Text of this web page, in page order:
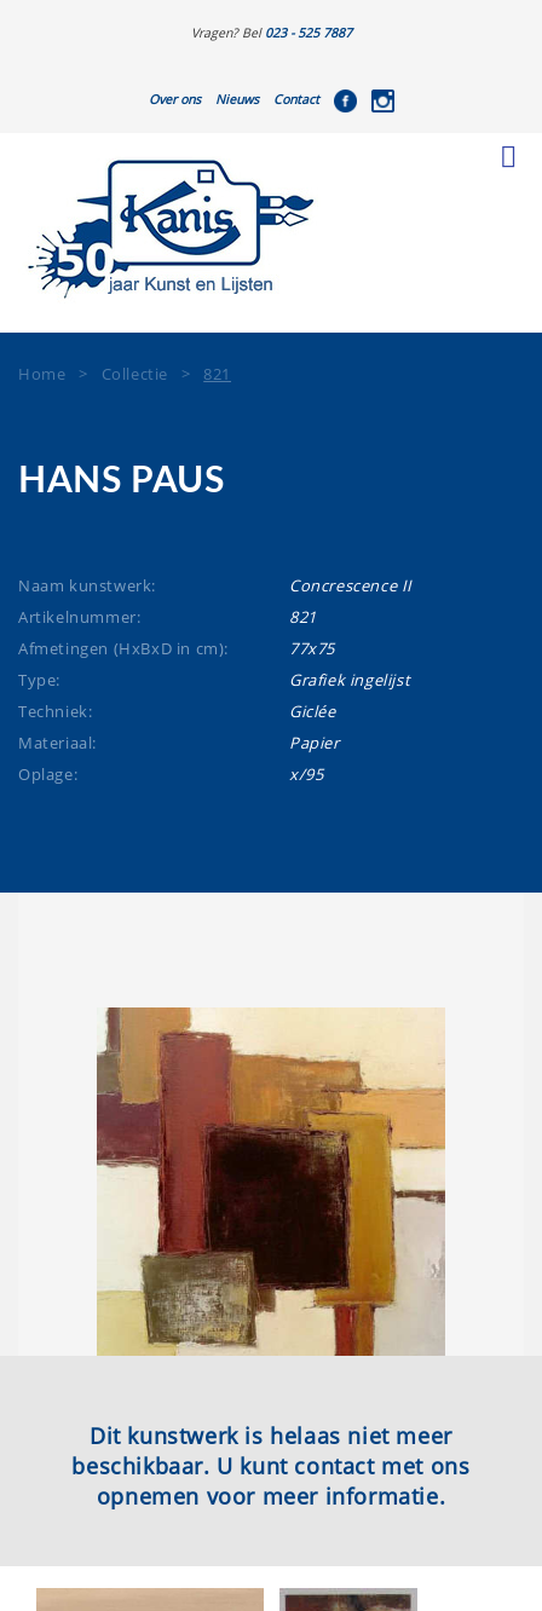
Vragen? Bel 023 - 525 7887
Over ons Nieuws Contact
Home > Collectie > 821
HANS PAUS
Naam kunstwerk:
Concrescence II
Artikelnummer:
821
Afmetingen (HxBxD in cm):
77x75
Type:
Grafiek ingelijst
Techniek:
Giclée
Materiaal:
Papier
Oplage:
x/95
Dit kunstwerk is helaas niet meer
beschikbaar. U kunt contact met ons
opnemen voor meer informatie.